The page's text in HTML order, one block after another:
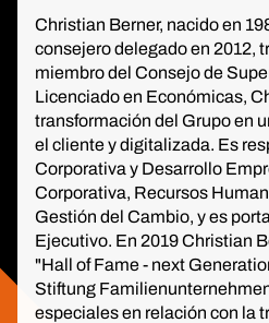
Christian Berner, nacido en
consejero delegado en 2012,
miembro del Consejo de
Licenciado en Económicas,
transformación del Grupo en
el cliente y digitalizada. Es
Corporativa y Desarrollo
Corporativa, Recursos
Gestión del Cambio, y es
Ejecutivo. En 2019 Christian
"Hall of Fame - next
Stiftung
especiales en relación con la